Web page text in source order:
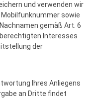
und verwenden wir
sowie
gemäß Art. 6
Interesses
der
Ihres Anliegens
an Dritte findet